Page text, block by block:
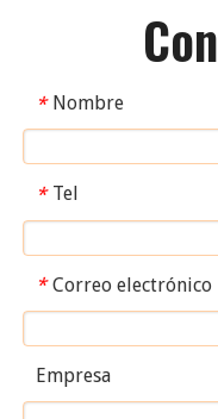
* Nombre
* Tel
* Correo electrónico
Empresa